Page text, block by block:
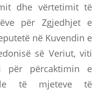
dhe vërtetimit të
për Zgjedhjet e
në Kuvendin e
së Veriut, viti
për përcaktimin e
të mjeteve të